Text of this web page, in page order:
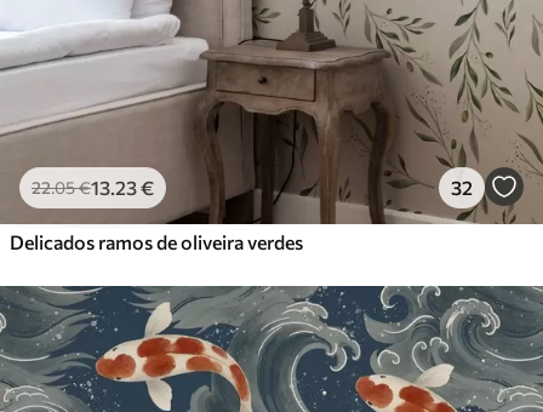
22.05€13.23€ 32
Delicados ramos de oliveira verdes